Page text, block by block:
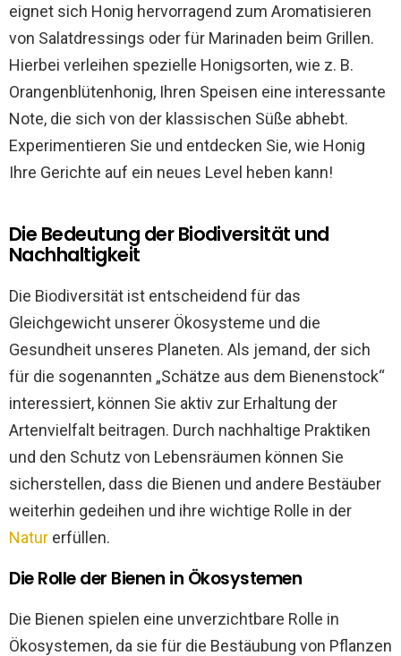
eignet sich Honig hervorragend zum Aromatisieren
von Salatdressings oder für Marinaden beim Grillen.
Hierbei verleihen spezielle Honigsorten, wie z. B.
Orangenblütenhonig, Ihren Speisen eine interessante
Note, die sich von der klassischen Süße abhebt.
Experimentieren Sie und entdecken Sie, wie Honig
Ihre Gerichte auf ein neues Level heben kann!
Die Bedeutung der Biodiversität und
Nachhaltigkeit
Die Biodiversität ist entscheidend für das
Gleichgewicht unserer Ökosysteme und die
Gesundheit unseres Planeten. Als jemand, der sich
für die sogenannten „Schätze aus dem Bienenstock“
interessiert, können Sie aktiv zur Erhaltung der
Artenvielfalt beitragen. Durch nachhaltige Praktiken
und den Schutz von Lebensräumen können Sie
sicherstellen, dass die Bienen und andere Bestäuber
weiterhin gedeihen und ihre wichtige Rolle in der
Natur erfüllen.
Die Rolle der Bienen in Ökosystemen
Die Bienen spielen eine unverzichtbare Rolle in
Ökosystemen, da sie für die Bestäubung von Pflanzen